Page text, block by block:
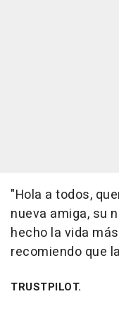
"Hola a todos,
nueva amiga, su
hecho la vida
recomiendo que
TRUSTPILOT.